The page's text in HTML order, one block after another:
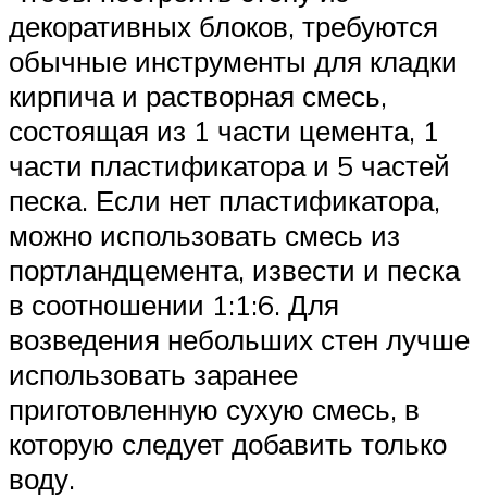
декоративных блоков, требуются
обычные инструменты для кладки
кирпича и растворная смесь,
состоящая из 1 части цемента, 1
части пластификатора и 5 частей
песка. Если нет пластификатора,
можно использовать смесь из
портландцемента, извести и песка
в соотношении 1:1:6. Для
возведения небольших стен лучше
использовать заранее
приготовленную сухую смесь, в
которую следует добавить только
воду.